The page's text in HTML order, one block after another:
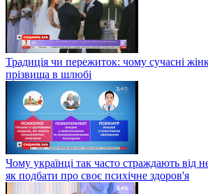
Традиція чи пережиток: чому сучасні
прізвища в шлюбі
Чому українці так часто страждають від
як подбати про своє психічне здоров'я